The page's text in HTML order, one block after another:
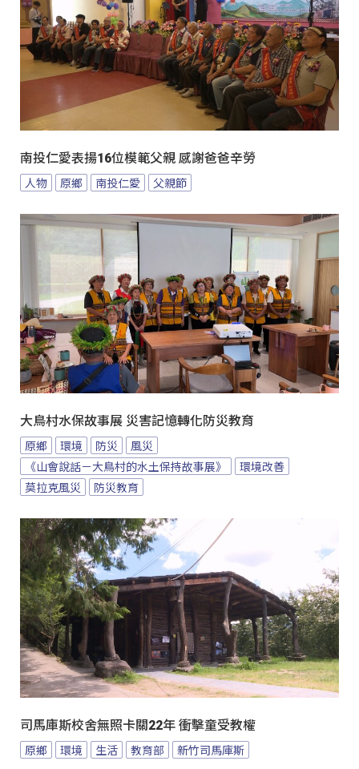
南投仁愛表揚16位模範父親 感謝爸爸辛勞
人物 原鄉 南投仁愛 父親節
大鳥村水保故事展 災害記憶轉化防災教育
原鄉 環境 防災
風災
《山會說話－大鳥村的水土保持故事展》
環境改善
莫拉克風災
防災教育
司馬庫斯校舍無照卡關22年 衝擊童受教權
原鄉 環境 生活 教育部 新竹司馬庫斯